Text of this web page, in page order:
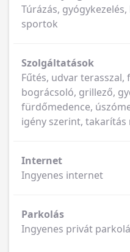
Szolgáltatások
bográcsoló, grillező,
fürdőmedence,
igény szerint,
Internet
Parkolás
Szabályzatok